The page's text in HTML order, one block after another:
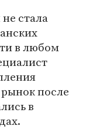
стала
в любом
после
в